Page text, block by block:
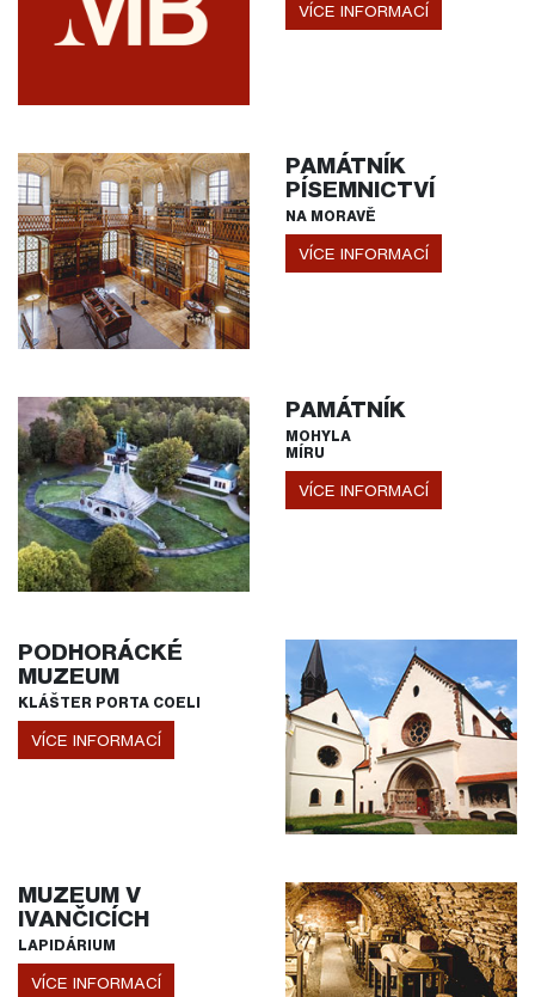
VÍCE INFORMACÍ
PAMÁTNÍK
PÍSEMNICTVÍ
NA MORAVĚ
VÍCE INFORMACÍ
PAMÁTNÍK
MOHYLA
MÍRU
VÍCE INFORMACÍ
PODHORÁCKÉ
MUZEUM
KLÁŠTER PORTA COELI
VÍCE INFORMACÍ
MUZEUM V
IVANČICÍCH
LAPIDÁRIUM
VÍCE INFORMACÍ